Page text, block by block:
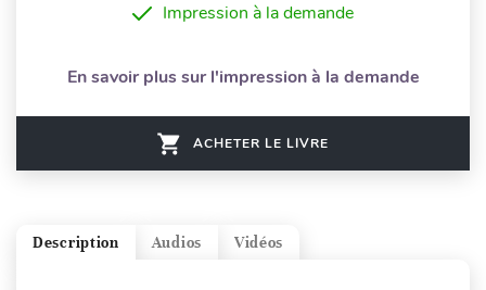
Impression à la demande
En savoir plus sur l'impression à la demande
ACHETER LE LIVRE
Vidéos
Audios
Description